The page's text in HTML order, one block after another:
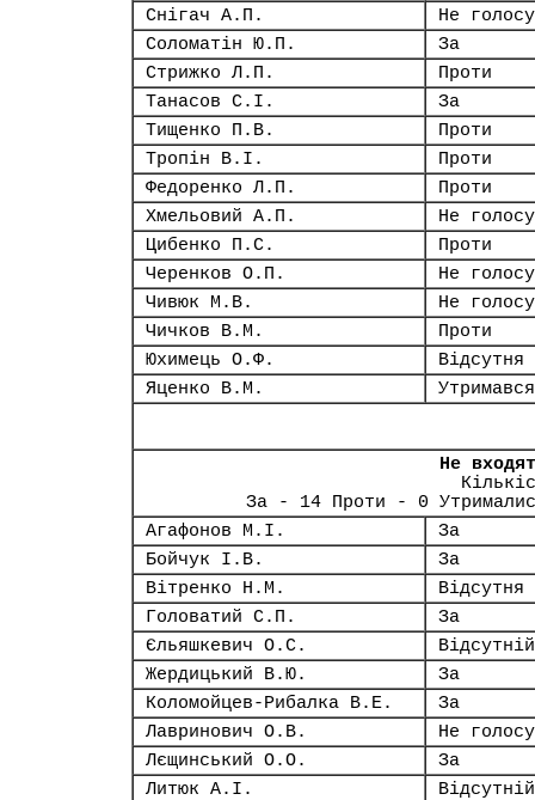
Снігач А.П.
Не
Соломатін Ю.П.
За
Стрижко Л.П.
Проти
Танасов С.І.
За
Тищенко П.В.
Проти
Тропін В.І.
Проти
Федоренко Л.П.
Проти
Хмельовий А.П.
Не
Цибенко П.С.
Проти
Черенков О.П.
Не
Чивюк М.В.
Не
Чичков В.М.
Проти
Юхимець О.Ф.
Відсутня
Яценко В.М.
Утримався
Не
За - 14 Проти - 0
Агафонов М.І.
За
Бойчук І.В.
За
Вітренко Н.М.
Відсутня
Головатий С.П.
За
Єльяшкевич О.С.
Відсутній
Жердицький В.Ю.
За
Коломойцев-Рибалка В.Е.
За
Лавринович О.В.
Не
Лєщинський О.О.
За
Литюк А.І.
Відсутній